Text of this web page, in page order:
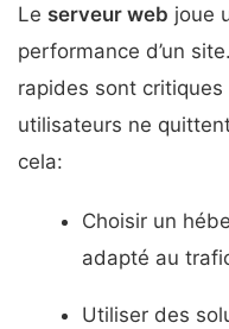
Le serveur web joue
performance d’un
rapides sont
utilisateurs ne
cela:
Choisir un
adapté au
Utiliser des